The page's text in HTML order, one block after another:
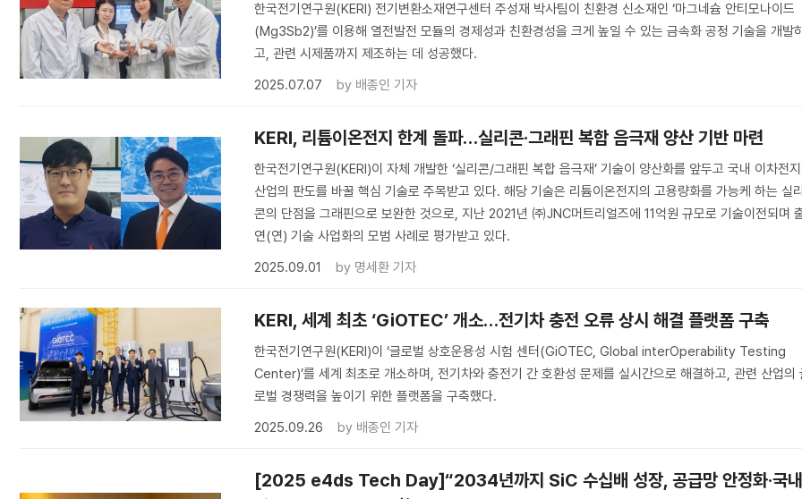
한국전기연구원(KERI) 전기변환소재연구센터 주성재 박사팀이 친환경 신소재인 ‘마그네슘 안티모나이드
(Mg3Sb2)’를 이용해 열전발전 모듈의 경제성과 친환경성을 크게 높일 수 있는 금속화 공정 기술을 개발
고, 관련 시제품까지 제조하는 데 성공했다.
2025.07.07
by 배종인 기자
KERI, 리튬이온전지 한계 돌파…실리콘·그래핀 복합 음극재 양산 기반 마련
한국전기연구원(KERI)이 자체 개발한 ‘실리콘/그래핀 복합 음극재’ 기술이 양산화를 앞두고 국내 이차전지
산업의 판도를 바꿀 핵심 기술로 주목받고 있다. 해당 기술은 리튬이온전지의 고용량화를 가능케 하는 실
콘의 단점을 그래핀으로 보완한 것으로, 지난 2021년 ㈜JNC머트리얼즈에 11억원 규모로 기술이전되며
연(연) 기술 사업화의 모범 사례로 평가받고 있다.
2025.09.01
by 명세환 기자
KERI, 세계 최초 ‘GiOTEC’ 개소…전기차 충전 오류 상시 해결 플랫폼 구축
한국전기연구원(KERI)이 ‘글로벌 상호운용성 시험 센터(GiOTEC, Global interOperability Testing
Center)’를 세계 최초로 개소하며, 전기차와 충전기 간 호환성 문제를 실시간으로 해결하고, 관련 산업의
로벌 경쟁력을 높이기 위한 플랫폼을 구축했다.
2025.09.26
by 배종인 기자
[2025 e4ds Tech Day]“2034년까지 SiC 수십배 성장, 공급망 안정화·국